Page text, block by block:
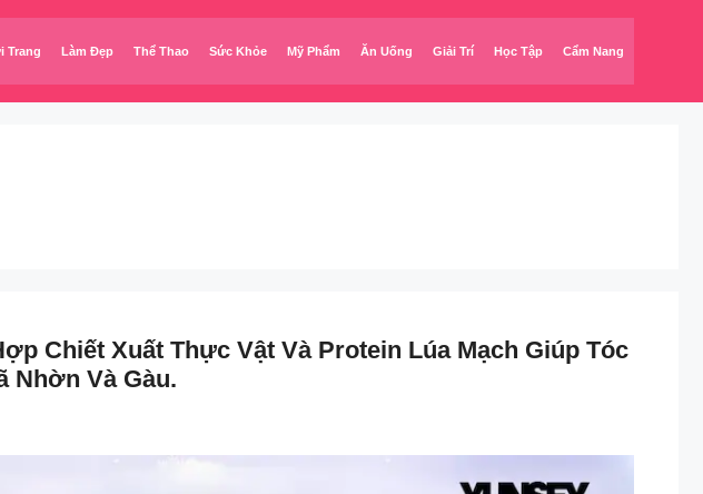
Trang Làm Đẹp Thể Thao Sức Khỏe Mỹ Phẩm Ăn Uống Giải Trí Học Tập Cẩm Nang
Chiết Xuất Thực Vật Và Protein Lúa Mạch Giúp Tóc
Nhờn Và Gàu.